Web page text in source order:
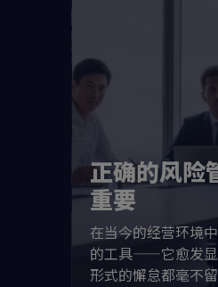
正确的风险
重要
在当今的经营环境
的工具——它愈发显
形式的懈怠都毫不留